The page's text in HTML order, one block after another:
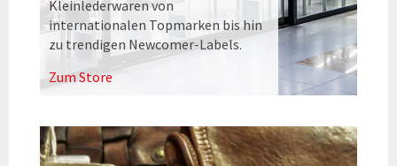
Kleinlederwaren von
internationalen Topmarken bis hin
zu trendigen Newcomer-Labels.
Zum Store